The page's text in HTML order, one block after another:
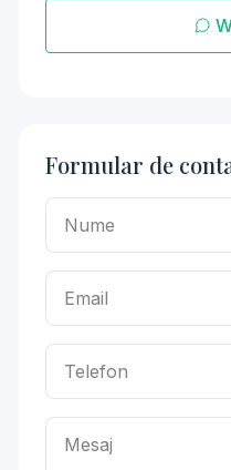
Formular de